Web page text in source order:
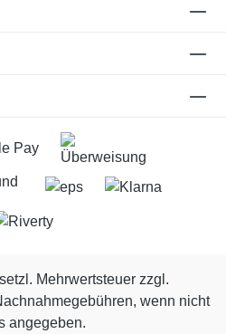
Mehrwertsteuer zzgl.
wenn nicht
angegeben.